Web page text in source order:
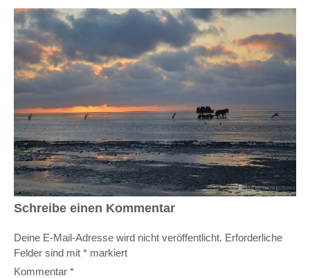
Schreibe einen Kommentar
Deine E-Mail-Adresse wird nicht veröffentlicht. Erforderliche
Felder sind mit * markiert
Kommentar *